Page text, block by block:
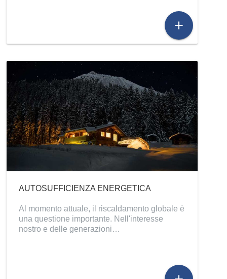
add
AUTOSUFFICIENZA ENERGETICA
Al momento attuale, il riscaldamento globale è
una questione importante. Nell'interesse
nostro e delle generazioni…